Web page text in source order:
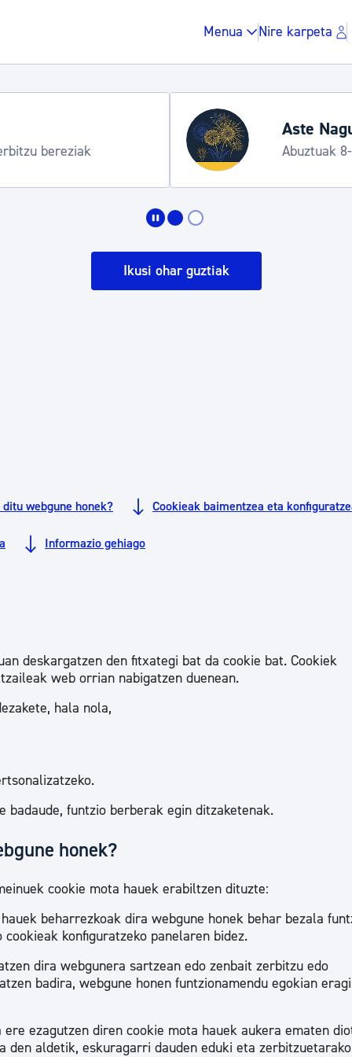
Menua Nire karpeta
Gune publikoa,
Berdintasuna, Giza
Gardentasun ataria
Hondartza denboraldia
Informazio praktikoa
Ikusi ohar guztiak
webgune honek? Cookieak baimentzea eta
Informazio gehiago
deskargatzen den fitxategi bat da cookie bat. Cookiek
web orrian nabigatzen duenean.
hala nola,
badaude, funtzio berberak egin ditzaketenak.
honek?
cookie mota hauek erabiltzen dituzte:
beharrezkoak dira webgune honek behar bezala
konfiguratzeko panelaren bidez.
dira webgunera sartzean edo zenbait zerbitzu edo
badira, webgune honen funtzionamendu egokian
ere ezagutzen diren cookie mota hauek aukera ematen
den aldetik, eskuragarri dauden eduki eta zerbitzuetarako